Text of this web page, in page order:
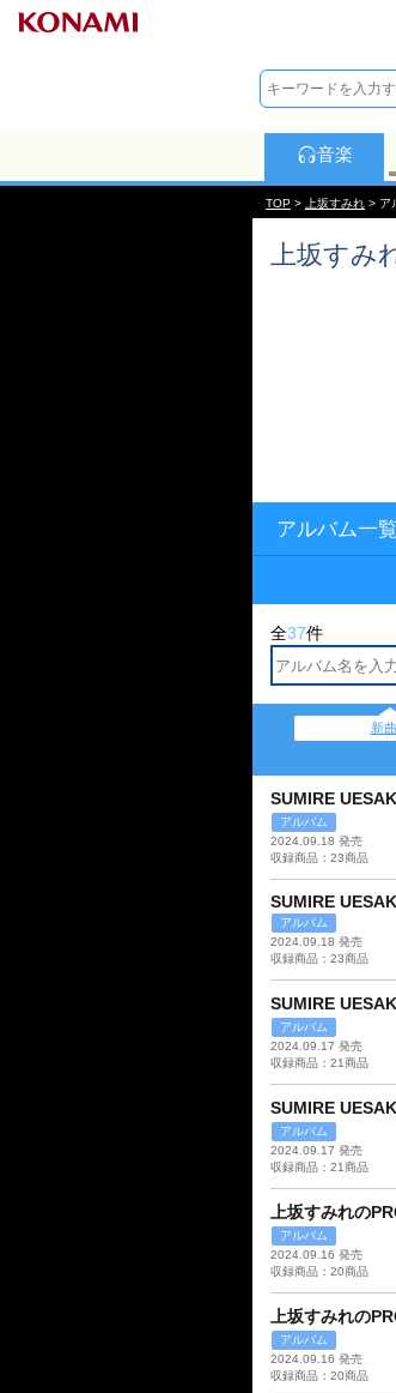
音楽
TOP > 上坂すみれ > ア
上坂すみ
アルバム一
全37件
新
SUMIRE
アルバム
2024.09.18 発売
収録商品：23商品
SUMIRE
アルバム
2024.09.18 発売
収録商品：23商品
SUMIRE
アルバム
2024.09.17 発売
収録商品：21商品
SUMIRE
アルバム
2024.09.17 発売
収録商品：21商品
上坂すみれの
アルバム
2024.09.16 発売
収録商品：20商品
上坂すみれの
アルバム
2024.09.16 発売
収録商品：20商品